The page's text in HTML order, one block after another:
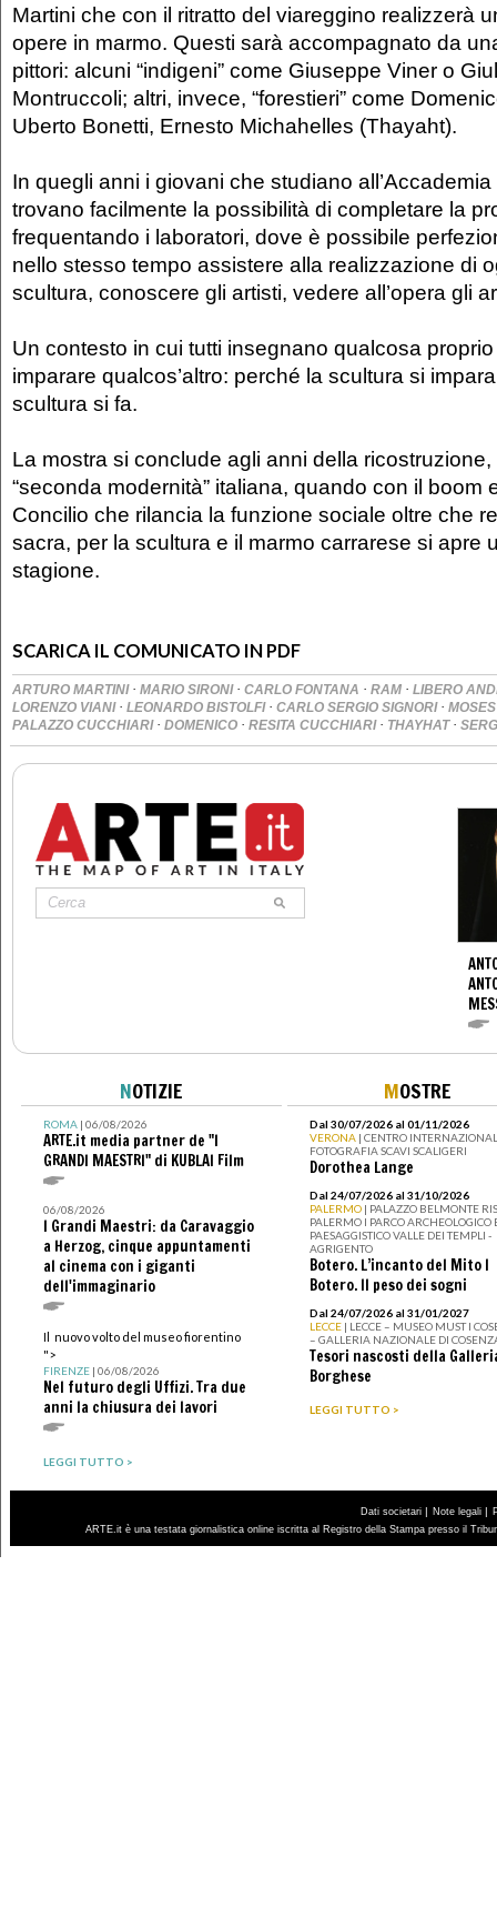
Martini che con il ritratto del viareggino realizzerà
opere in marmo. Questi sarà accompagnato da
pittori: alcuni “indigeni” come Giuseppe Viner o
Montruccoli; altri, invece, “forestieri” come
Uberto Bonetti, Ernesto Michahelles (Thayaht).
In quegli anni i giovani che studiano all’Accademia
trovano facilmente la possibilità di completare la
frequentando i laboratori, dove è possibile
nello stesso tempo assistere alla realizzazione di
scultura, conoscere gli artisti, vedere all’opera gli
Un contesto in cui tutti insegnano qualcosa
imparare qualcos’altro: perché la scultura si
scultura si fa.
La mostra si conclude agli anni della
“seconda modernità” italiana, quando con il boom
Concilio che rilancia la funzione sociale oltre che
sacra, per la scultura e il marmo carrarese si apre
stagione.
SCARICA IL COMUNICATO IN PDF
ARTURO MARTINI · MARIO SIRONI · CARLO FONTANA · RAM · LIBERO
LORENZO VIANI · LEONARDO BISTOLFI · CARLO SERGIO SIGNORI ·
PALAZZO CUCCHIARI · DOMENICO · RESITA CUCCHIARI · THAYHAT ·
NOTIZIE
ROMA| 06/08/2026
ARTE.it media partner de "I
GRANDI MAESTRI" di KUBLAI Film
06/08/2026
I Grandi Maestri: da Caravaggio
a Herzog, cinque appuntamenti
al cinema con i giganti
dell'immaginario
Il nuovo volto del museo fiorentino
">
FIRENZE| 06/08/2026
Nel futuro degli Uffizi. Tra due
anni la chiusura dei lavori
LEGGI TUTTO >
MOSTRE
Dal 30/07/2026 al 01/11/2026
VERONA | CENTRO
FOTOGRAFIA SCAVI SCALIGERI
Dorothea Lange
Dal 24/07/2026 al 31/10/2026
PALERMO | PALAZZO BELMONTE
PALERMO I PARCO ARCHEOLOGICO
PAESAGGISTICO VALLE DEI TEMPLI -
AGRIGENTO
Botero. L’incanto del Mito I
Botero. Il peso dei sogni
Dal 24/07/2026 al 31/01/2027
LECCE | LECCE – MUSEO MUST I
– GALLERIA NAZIONALE DI
Tesori nascosti della
Borghese
LEGGI TUTTO >
Dati societari | Note legali |
ARTE.it è una testata giornalistica online iscritta al Registro della Stampa presso il